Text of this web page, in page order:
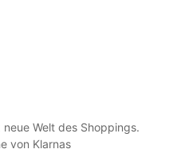
Welt des Shoppings.
von Klarnas